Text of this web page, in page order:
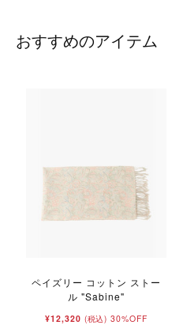
おすすめのアイテム
ペイズリー コットン ストー
ル "Sabine"
¥12,320 (税込) 30%OFF